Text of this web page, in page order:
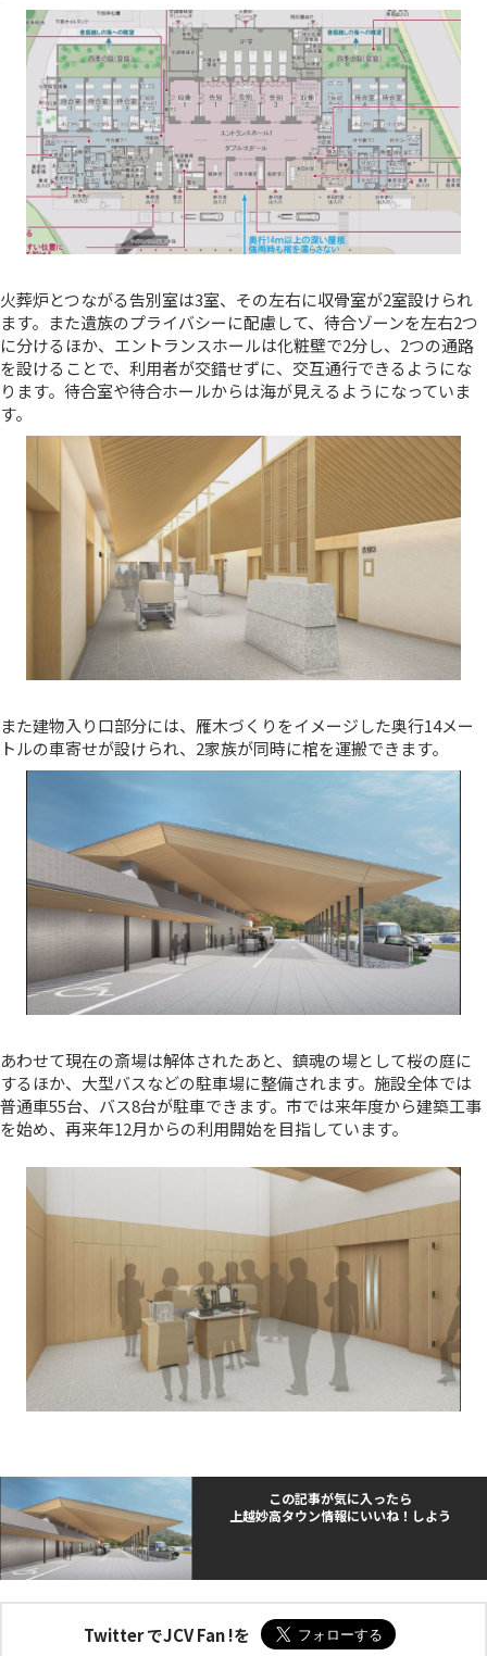
火葬炉とつながる告別室は3室、その左右に収骨室が2室設けられ
ます。また遺族のプライバシーに配慮して、待合ゾーンを左右2つ
に分けるほか、エントランスホールは化粧壁で2分し、2つの通路
を設けることで、利用者が交錯せずに、交互通行できるようにな
ります。待合室や待合ホールからは海が見えるようになっていま
す。
また建物入り口部分には、雁木づくりをイメージした奥行14メー
トルの車寄せが設けられ、2家族が同時に棺を運搬できます。
あわせて現在の斎場は解体されたあと、鎮魂の場として桜の庭に
するほか、大型バスなどの駐車場に整備されます。施設全体では
普通車55台、バス8台が駐車できます。市では来年度から建築工事
を始め、再来年12月からの利用開始を目指しています。
この記事が気に入ったら
上越妙高タウン情報にいいね！しよう
Twitter でJCV Fan !を